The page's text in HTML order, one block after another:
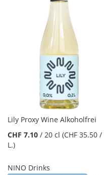
Lily Proxy Wine Alkoholfrei
CHF 7.10 / 20 cl (CHF 35.50 /
L.)
NINO Drinks